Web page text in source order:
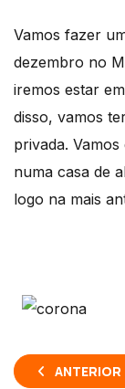
Vamos fazer
dezembro no
iremos estar
disso, vamos
privada.
numa casa de
logo na mais
ANTERIOR